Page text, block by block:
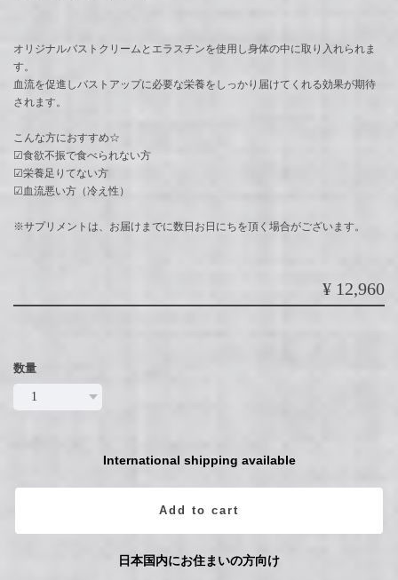
オリジナルバストクリームとエラスチンを使用し身体の中に取り入れられま
す。
血流を促進しバストアップに必要な栄養をしっかり届けてくれる効果が期待
されます。
こんな方におすすめ☆
☑︎食欲不振で食べられない方
☑︎栄養足りてない方
☑︎血流悪い方（冷え性）
※サプリメントは、お届けまでに数日お日にちを頂く場合がございます。
¥12,960
数量
International shipping available
Add to cart
日本国内にお住まいの方向け